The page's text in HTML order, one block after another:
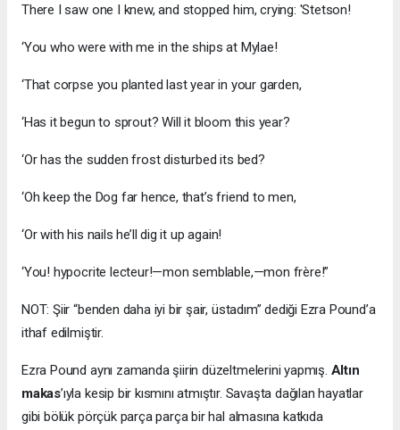
There I saw one I knew, and stopped him, crying: 'Stetson!
‘You who were with me in the ships at Mylae!
‘That corpse you planted last year in your garden,
‘Has it begun to sprout? Will it bloom this year?
‘Or has the sudden frost disturbed its bed?
‘Oh keep the Dog far hence, that’s friend to men,
‘Or with his nails he’ll dig it up again!
‘You! hypocrite lecteur!—mon semblable,—mon frère!”
NOT: Şiir “benden daha iyi bir şair, üstadım” dediği Ezra Pound’a
ithaf edilmiştir.
Ezra Pound aynı zamanda şiirin düzeltmelerini yapmış. Altın
makas’ıyla kesip bir kısmını atmıştır. Savaşta dağılan hayatlar
gibi bölük pörçük parça parça bir hal almasına katkıda